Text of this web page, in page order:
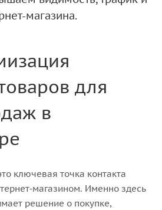
магазина.
для
в
ключевая точка контакта
Именно здесь
решение о покупке,